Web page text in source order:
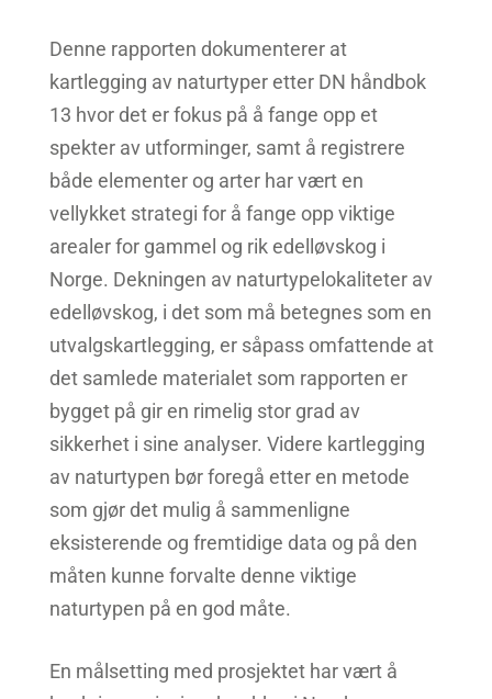
Denne rapporten dokumenterer at
kartlegging av naturtyper etter DN håndbok
13 hvor det er fokus på å fange opp et
spekter av utforminger, samt å registrere
både elementer og arter har vært en
vellykket strategi for å fange opp viktige
arealer for gammel og rik edelløvskog i
Norge. Dekningen av naturtypelokaliteter av
edelløvskog, i det som må betegnes som en
utvalgskartlegging, er såpass omfattende at
det samlede materialet som rapporten er
bygget på gir en rimelig stor grad av
sikkerhet i sine analyser. Videre kartlegging
av naturtypen bør foregå etter en metode
som gjør det mulig å sammenligne
eksisterende og fremtidige data og på den
måten kunne forvalte denne viktige
naturtypen på en god måte.
En målsetting med prosjektet har vært å